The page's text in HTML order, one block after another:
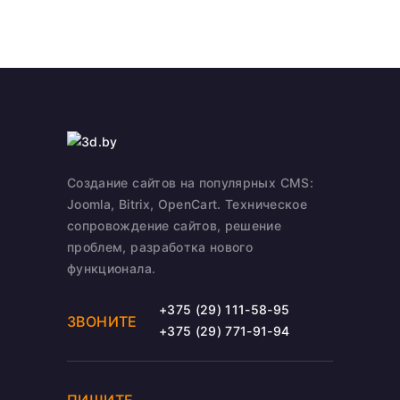
Создание сайтов на популярных CMS:
Joomla, Bitrix, OpenCart. Техническое
сопровождение сайтов, решение
проблем, разработка нового
функционала.
ЗВОНИТЕ
+375 (29) 111-58-95
+375 (29) 771-91-94